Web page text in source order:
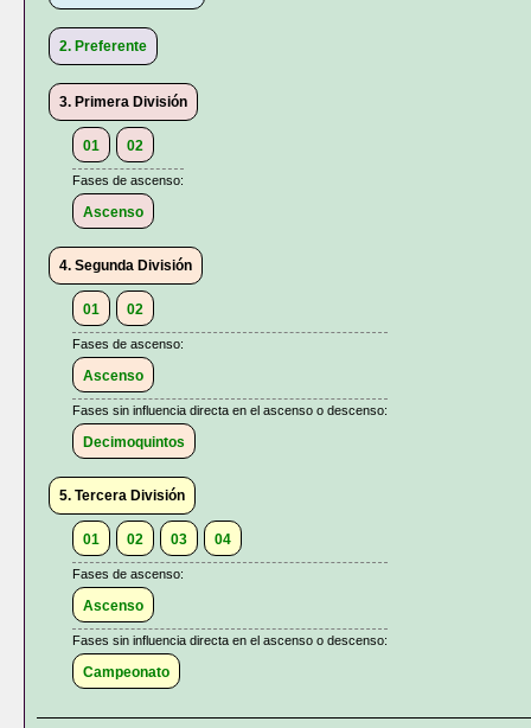
2. Preferente
3. Primera División
01 02
Fases de ascenso:
Ascenso
4. Segunda División
01 02
Fases de ascenso:
Ascenso
Fases sin influencia directa en el ascenso o descenso:
Decimoquintos
5. Tercera División
01 02 03 04
Fases de ascenso:
Ascenso
Fases sin influencia directa en el ascenso o descenso:
Campeonato